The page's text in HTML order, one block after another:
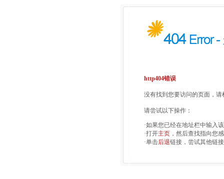
http404错误
没有找到您要访问的页面，
请尝试以下操作：
·如果您已经在地址栏中输入
·打开主页 ，然后查找指向您
·单击后退链接，尝试其他链